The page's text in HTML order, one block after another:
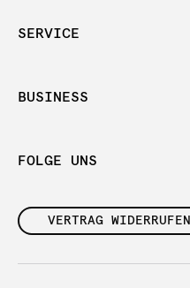
SERVICE
BUSINESS
FOLGE UNS
VERTRAG WIDERRUFEN